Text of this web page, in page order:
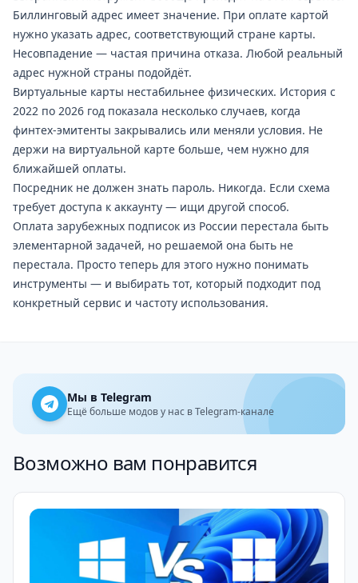
Биллинговый адрес имеет значение. При оплате картой
нужно указать адрес, соответствующий стране карты.
Несовпадение — частая причина отказа. Любой реальный
адрес нужной страны подойдёт.
Виртуальные карты нестабильнее физических. История с
2022 по 2026 год показала несколько случаев, когда
финтех-эмитенты закрывались или меняли условия. Не
держи на виртуальной карте больше, чем нужно для
ближайшей оплаты.
Посредник не должен знать пароль. Никогда. Если схема
требует доступа к аккаунту — ищи другой способ.
Оплата зарубежных подписок из России перестала быть
элементарной задачей, но решаемой она быть не
перестала. Просто теперь для этого нужно понимать
инструменты — и выбирать тот, который подходит под
конкретный сервис и частоту использования.
Мы в Telegram
Ещё больше модов у нас в Telegram-канале
Возможно вам понравится